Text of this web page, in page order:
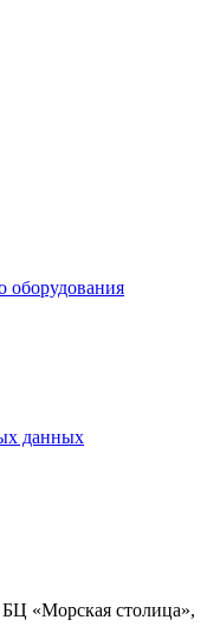
оборудования
данных
БЦ «Морская столица»,